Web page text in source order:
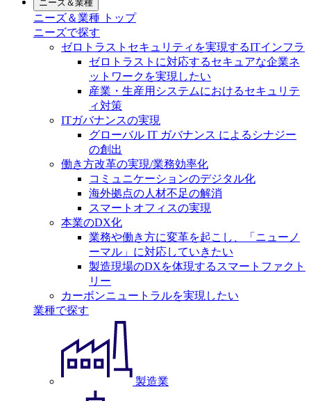
ニーズ＆業種
ニーズ＆業種 トップ
ニーズで探す
ゼロトラストセキュリティを実現するITインフラ
ゼロトラストに対応するセキュアな企業ネ
ットワークを実現したい
産業・生産用システムにおけるセキュリテ
ィ対策
ITガバナンスの実現
グローバル IT ガバナンス によるシナジー
の創出
働き方改革の実現/業務効率化
コミュニケーションのデジタル化
海外拠点の人材不足の解消
スマートオフィスの実現
本業のDX化
業務や働き方に変革を起こし、「ニューノ
ーマル」に対応していきたい
製造現場のDXを体現するスマートファクト
リー
カーボンニュートラルを実現したい
業種で探す
製造業